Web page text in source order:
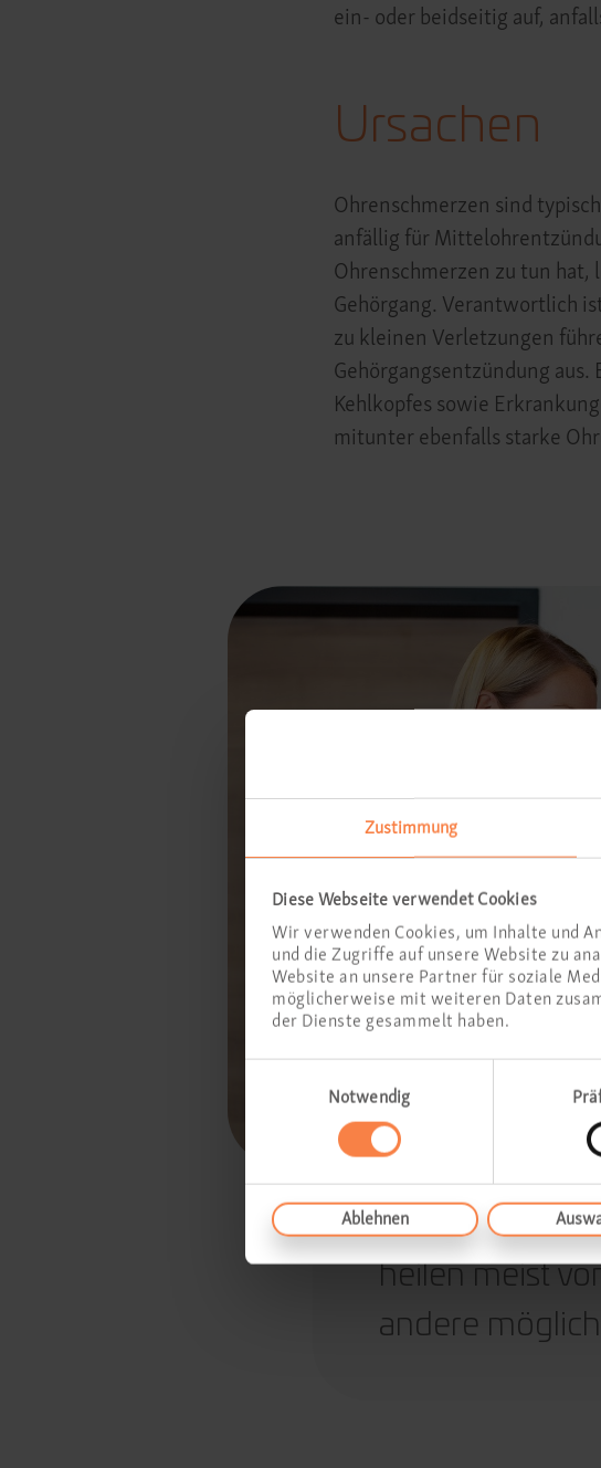
Zustimmung
Diese Webseite verwendet Cookies
Wir verwenden Cookies, um Inhalte und
und die Zugriffe auf unsere Website zu
Website an unsere Partner für soziale
möglicherweise mit weiteren Daten
der Dienste gesammelt haben.
Notwendig
Ablehnen
ein- oder beidseitig auf,
Ursachen
Ohrenschmerzen sind
anfällig für
Ohrenschmerzen zu tun hat,
Gehörgang. Verantwortlich
zu kleinen Verletzungen
Gehörgangsentzündung aus.
Kehlkopfes sowie
mitunter ebenfalls starke
Bitte gehen
aufzusuchen.
auch für
heilen meist
andere